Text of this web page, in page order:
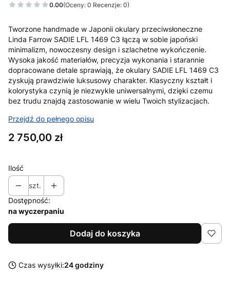
0.00(Oceny: 0 Recenzje: 0)
Tworzone handmade w Japonii okulary przeciwsłoneczne
Linda Farrow SADIE LFL 1469 C3 łączą w sobie japoński
minimalizm, nowoczesny design i szlachetne wykończenie.
Wysoka jakość materiałów, precyzja wykonania i starannie
dopracowane detale sprawiają, że okulary SADIE LFL 1469 C3
zyskują prawdziwie luksusowy charakter. Klasyczny kształt i
kolorystyka czynią je niezwykle uniwersalnymi, dzięki czemu
bez trudu znajdą zastosowanie w wielu Twoich stylizacjach.
Przejdź do pełnego opisu
Cena
2 750,00 zł
Ilość
szt.
Dostępność:
na wyczerpaniu
Dodaj do koszyka
Czas wysyłki:24 godziny